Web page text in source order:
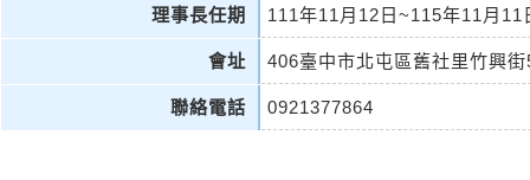
理事長任期 111年11月12日~115年11月11
會址 406臺中市北屯區舊社里竹興
聯絡電話 0921377864